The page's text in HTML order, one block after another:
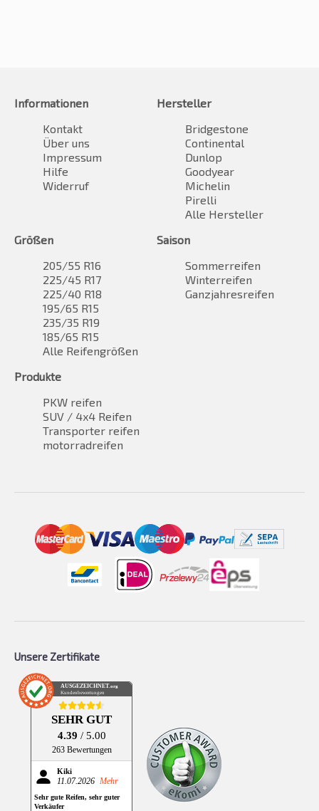
Informationen
Kontakt
Über uns
Impressum
Hilfe
Widerruf
Hersteller
Bridgestone
Continental
Dunlop
Goodyear
Michelin
Pirelli
Alle Hersteller
Größen
205/55 R16
225/45 R17
225/40 R18
195/65 R15
235/35 R19
185/65 R15
Alle Reifengrößen
Saison
Sommerreifen
Winterreifen
Ganzjahresreifen
Produkte
PKW reifen
SUV / 4x4 Reifen
Transporter reifen
motorradreifen
Unsere Zertifikate
AUSGEZEICHNET.org
Kundenbewertungen
SEHR GUT
4.39 / 5.00
263 Bewertungen
Kiki
11.07.2026 Mehr
Sehr gute Reifen, sehr guter
Verkäufer